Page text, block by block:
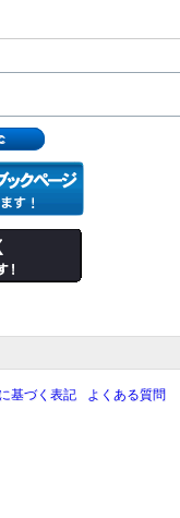
基づく表記
よくある質問